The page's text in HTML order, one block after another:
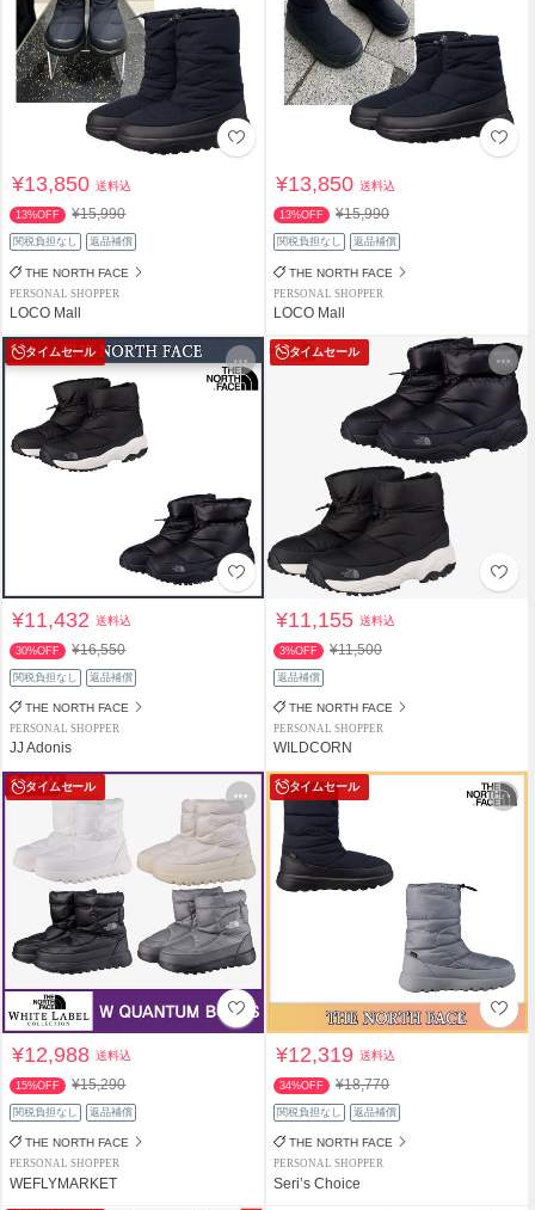
¥13,850送料込
13%OFF ¥15,990
関税負担なし 返品補償
THE NORTH FACE
PERSONAL SHOPPER
LOCO Mall
¥13,850送料込
13%OFF ¥15,990
関税負担なし 返品補償
THE NORTH FACE
PERSONAL SHOPPER
LOCO Mall
タイムセール
¥11,432送料込
30%OFF ¥16,550
関税負担なし 返品補償
THE NORTH FACE
PERSONAL SHOPPER
JJ Adonis
タイムセール
¥11,155送料込
3%OFF ¥11,500
返品補償
THE NORTH FACE
PERSONAL SHOPPER
WILDCORN
タイムセール
¥12,988送料込
15%OFF ¥15,290
関税負担なし 返品補償
THE NORTH FACE
PERSONAL SHOPPER
WEFLYMARKET
タイムセール
¥12,319送料込
34%OFF ¥18,770
関税負担なし 返品補償
THE NORTH FACE
PERSONAL SHOPPER
Seri’s Choice